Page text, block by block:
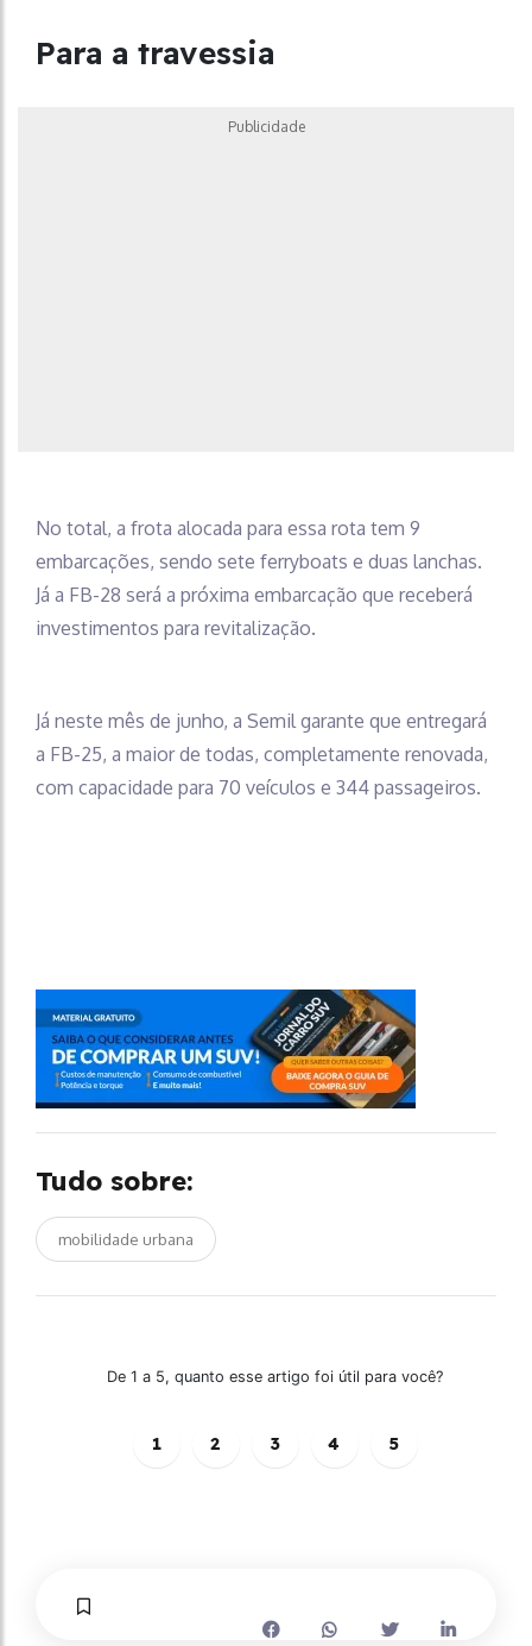
Para a travessia
Publicidade
No total, a frota alocada para essa rota tem 9
embarcações, sendo sete ferryboats e duas lanchas.
Já a FB-28 será a próxima embarcação que receberá
investimentos para revitalização.
Já neste mês de junho, a Semil garante que entregará
a FB-25, a maior de todas, completamente renovada,
com capacidade para 70 veículos e 344 passageiros.
Tudo sobre:
mobilidade urbana
De 1 a 5, quanto esse artigo foi útil para você?
1 2 3 4 5